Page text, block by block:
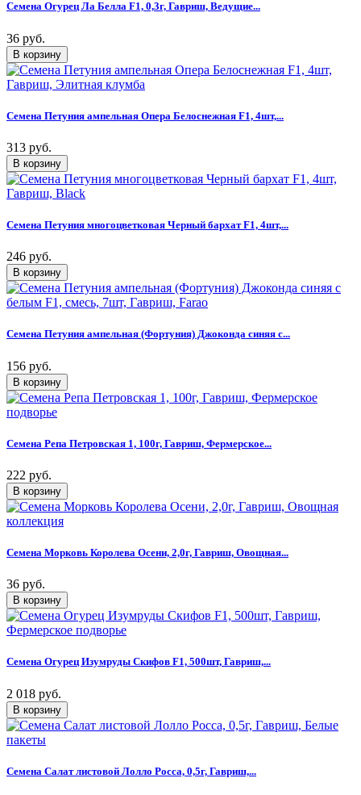
Семена Огурец Ла Белла F1, 0,3г, Гавриш, Ведущие...
36 руб.
Семена Петуния ампельная Опера Белоснежная F1, 4шт,...
313 руб.
Семена Петуния многоцветковая Черный бархат F1, 4шт,...
246 руб.
Семена Петуния ампельная (Фортуния) Джоконда синяя с...
156 руб.
Семена Репа Петровская 1, 100г, Гавриш, Фермерское...
222 руб.
Семена Морковь Королева Осени, 2,0г, Гавриш, Овощная...
36 руб.
Семена Огурец Изумруды Скифов F1, 500шт, Гавриш,...
2 018 руб.
Семена Салат листовой Лолло Росса, 0,5г, Гавриш,...